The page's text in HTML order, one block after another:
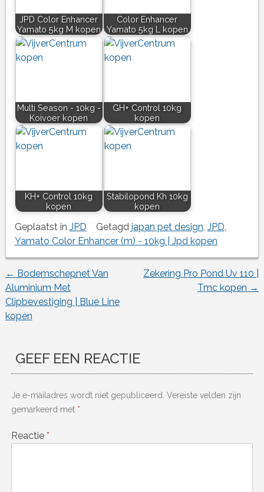
JPD Color Enhancer
Yamato 5kg M kopen
Color Enhancer
Yamato 5kg L kopen
Multi Season - 10kg -
Koivoer kopen
GH+ Control 10kg
kopen
KH+ Control 10kg
kopen
Stabilopond Kh 10kg
kopen
Geplaatst in JPD Getagd japan pet design JPD
Yamato Color Enhancer (m) - 10kg | Jpd kopen
Berichtnavigatie
← Bodemschepnet Van
Aluminium Met
Clipbevestiging | Blue Line
kopen
Zekering Pro Pond Uv 110 |
Tmc kopen →
GEEF EEN REACTIE
Je e-mailadres wordt niet gepubliceerd. Vereiste velden zijn
gemarkeerd met *
Reactie *